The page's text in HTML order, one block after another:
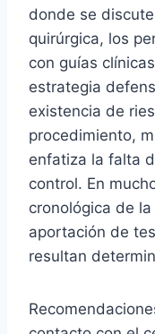
donde se
quirúrgica, los
con guías
estrategia
existencia de
procedimiento,
enfatiza la falta
control. En
cronológica de
aportación de
resultan